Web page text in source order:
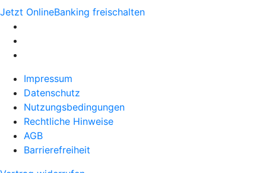
Jetzt OnlineBanking freischalten
Impressum
Datenschutz
Nutzungsbedingungen
Rechtliche Hinweise
AGB
Barrierefreiheit